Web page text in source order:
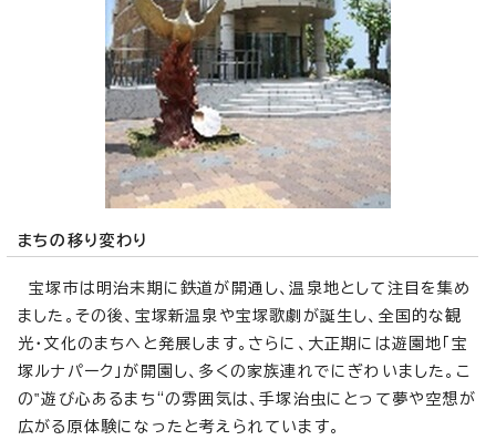
まちの移り変わり
宝塚市は明治末期に鉄道が開通し、温泉地として注目を集め
ました。その後、宝塚新温泉や宝塚歌劇が誕生し、全国的な観
光・文化のまちへと発展します。さらに、大正期には遊園地「宝
塚ルナパーク」が開園し、多くの家族連れでにぎわいました。こ
の‟遊び心あるまち“の雰囲気は、手塚治虫にとって夢や空想が
広がる原体験になったと考えられています。